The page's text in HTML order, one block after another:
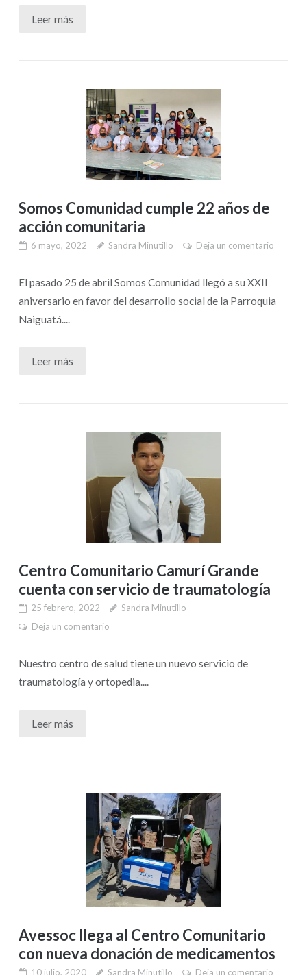
Leer más
Somos Comunidad cumple 22 años de
acción comunitaria
6 mayo, 2022 Sandra Minutillo Deja un comentario
El pasado 25 de abril Somos Comunidad llegó a su XXII
aniversario en favor del desarrollo social de la Parroquia
Naiguatá....
Leer más
Centro Comunitario Camurí Grande
cuenta con servicio de traumatología
25 febrero, 2022
Sandra Minutillo
Deja un comentario
Nuestro centro de salud tiene un nuevo servicio de
traumatología y ortopedia....
Leer más
Avessoc llega al Centro Comunitario
con nueva donación de medicamentos
10 julio, 2020 Sandra Minutillo Deja un comentario